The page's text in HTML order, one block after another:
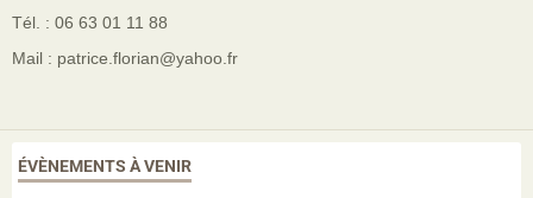
Tél. : 06 63 01 11 88
Mail : patrice.florian@yahoo.fr
ÉVÈNEMENTS À VENIR